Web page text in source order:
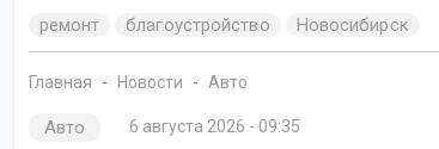
ремонт благоустройство Новосибирск
Главная Новости Авто
Авто 6 августа 2026 - 09:35